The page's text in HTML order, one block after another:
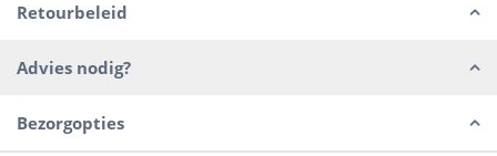
Retourbeleid
Advies nodig?
Bezorgopties